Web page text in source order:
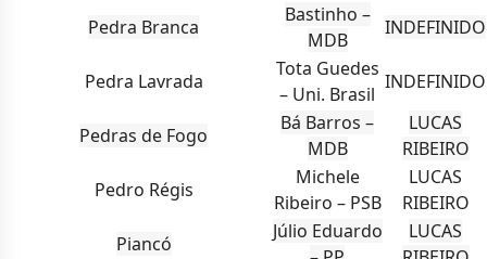
Pedra Branca
Bastinho –
MDB
INDEFINIDO
Pedra Lavrada
Tota Guedes
– Uni. Brasil
INDEFINIDO
Pedras de Fogo
Bá Barros –
MDB
LUCAS
RIBEIRO
Pedro Régis
Michele
Ribeiro – PSB
LUCAS
RIBEIRO
Piancó
Júlio Eduardo
LUCAS